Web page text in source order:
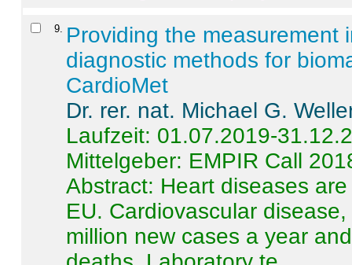
9
Providing the measurement
diagnostic methods for
CardioMet
Dr. rer. nat. Michael G.
Laufzeit: 01.07.2019-
Mittelgeber: EMPIR Call
Abstract: Heart diseases
EU. Cardiovascular
million new cases a year